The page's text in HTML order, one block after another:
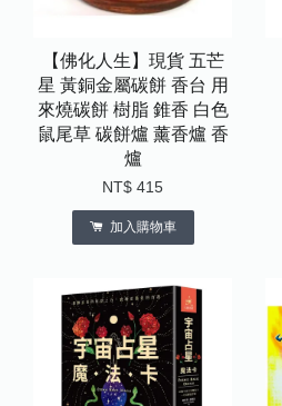
【佛化人生】現貨 五芒
星 黃銅金屬碳餅 香台 用
來燒碳餅 樹脂 錐香 白色
鼠尾草 碳餅爐 薰香爐 香
爐
NT$ 415
加入購物車